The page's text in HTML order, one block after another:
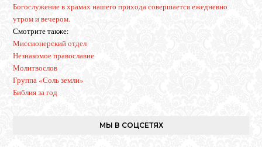
Богослужение в храмах нашего прихода совершается ежедневно
утром и вечером.
Смотрите также:
Миссионерский отдел
Незнакомое православие
Молитвослов
Группа «Соль земли»
Библия за год
МЫ В СОЦСЕТЯХ